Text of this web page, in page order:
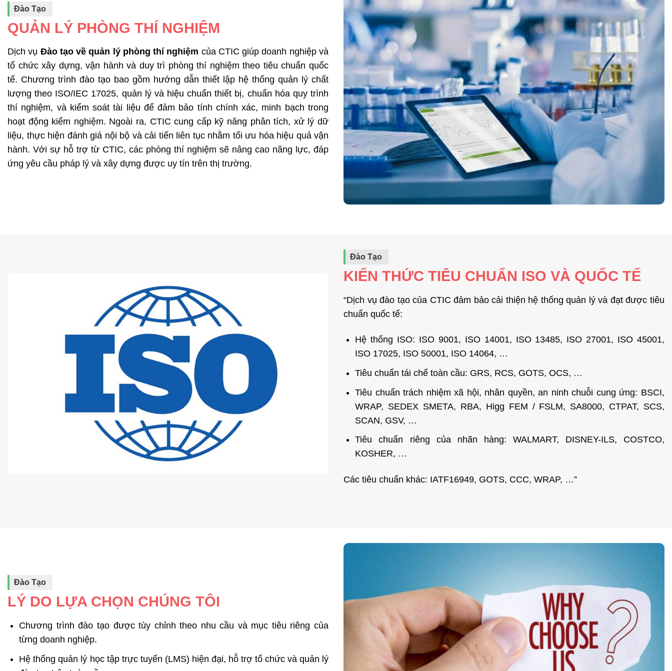
Đào Tạo
QUẢN LÝ PHÒNG THÍ NGHIỆM
Dịch vụ Đào tạo về quản lý phòng thí nghiệm của CTIC giúp doanh nghiệp và
tổ chức xây dựng, vận hành và duy trì phòng thí nghiệm theo tiêu chuẩn quốc
tế. Chương trình đào tạo bao gồm hướng dẫn thiết lập hệ thống quản lý chất
lượng theo ISO/IEC 17025, quản lý và hiệu chuẩn thiết bị, chuẩn hóa quy trình
thí nghiệm, và kiểm soát tài liệu để đảm bảo tính chính xác, minh bạch trong
hoạt động kiểm nghiệm. Ngoài ra, CTIC cung cấp kỹ năng phân tích, xử lý dữ
liệu, thực hiện đánh giá nội bộ và cải tiến liên tục nhằm tối ưu hóa hiệu quả vận
hành. Với sự hỗ trợ từ CTIC, các phòng thí nghiệm sẽ nâng cao năng lực, đáp
ứng yêu cầu pháp lý và xây dựng được uy tín trên thị trường.
Đào Tạo
KIẾN THỨC TIÊU CHUẨN ISO VÀ QUỐC TẾ
“Dịch vụ đào tạo của CTIC đảm bảo cải thiện hệ thống quản lý và đạt được tiêu
chuẩn quốc tế:
Hệ thống ISO: ISO 9001, ISO 14001, ISO 13485, ISO 27001, ISO 45001,
ISO 17025, ISO 50001, ISO 14064, …
Tiêu chuẩn tái chế toàn cầu: GRS, RCS, GOTS, OCS, …
Tiêu chuẩn trách nhiệm xã hội, nhân quyền, an ninh chuỗi cung ứng: BSCI,
WRAP, SEDEX SMETA, RBA, Higg FEM / FSLM, SA8000, CTPAT, SCS,
SCAN, GSV, …
Tiêu chuẩn riêng của nhãn hàng: WALMART, DISNEY-ILS, COSTCO,
KOSHER, …
Các tiêu chuẩn khác: IATF16949, GOTS, CCC, WRAP, …”
Đào Tạo
LÝ DO LỰA CHỌN CHÚNG TÔI
Chương trình đào tạo được tùy chỉnh theo nhu cầu và mục tiêu riêng của
từng doanh nghiệp.
Hệ thống quản lý học tập trực tuyến (LMS) hiện đại, hỗ trợ tổ chức và quản lý